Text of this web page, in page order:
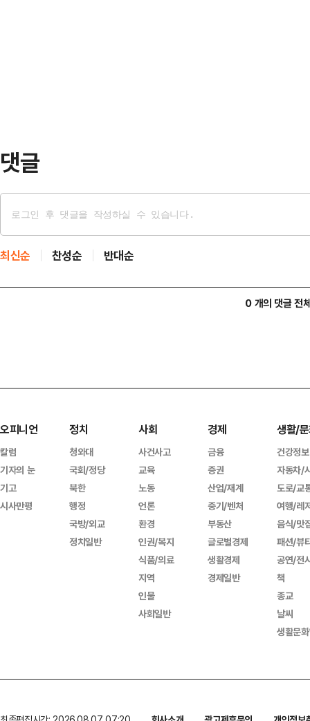
댓글
최신순 찬성순 반대순
0 개의 댓글 전
오피니언
칼럼
기자의 눈
기고
시사만평
정치
청와대
국회/정당
북한
행정
국방/외교
정치일반
사회
사건사고
교육
노동
언론
환경
인권/복지
식품/의료
지역
인물
사회일반
경제
금융
증권
산업/재계
중기/벤처
부동산
글로벌경제
생활경제
경제일반
생활/
건강정보
자동차/
도로/교
여행/레
음식/맛
패션/뷰
공연/전
책
종교
날씨
생활문